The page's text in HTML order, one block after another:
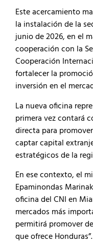
Este acercamiento
la instalación de la
junio de 2026, en el
cooperación con la
Cooperación
fortalecer la
inversión en el
La nueva oficina
primera vez contará
directa para
captar capital
estratégicos de la
En ese contexto, el
Epaminondas
oficina del CNI en
mercados más
permitirá promover
que ofrece Honduras”.